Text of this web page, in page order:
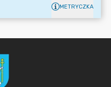
METRYCZKA